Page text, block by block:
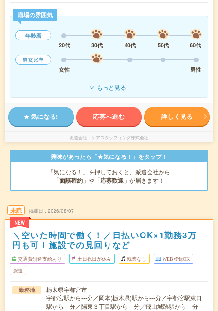
職場の雰囲気
年齢層
20代
30代 40代 50代
60代
男女比率
女性
男性
もっと見る
気になる! 応募へ進む 詳しく見る
派遣会社 ケアスタッフィング株式会社
興味があったら「★気になる！」をタップ！
「気になる！」を押しておくと、派遣会社から
「面談確約」 や 「応募歓迎」 が届きます！
未読
NEW
掲載日 2026/08/07
＼空いた時間で働く！／日払いOK×1勤務3万
円も可！施設での見回りなど
交通費別途支給あり 土日祝日が休み 残業なし WEB登録OK
派遣
勤務地
栃木県宇都宮市
宇都宮駅から---分／岡本(栃木県)駅から---分／宇都宮駅東口
駅から---分／陽東３丁目駅から---分／飛山城跡駅から---分